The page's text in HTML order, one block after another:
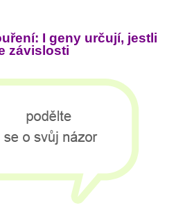
I geny určují, jestli
závislosti